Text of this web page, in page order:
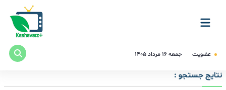
عضویت جمعه ۱۶ مرداد ۱۴۰۵
نتایج جستجو :